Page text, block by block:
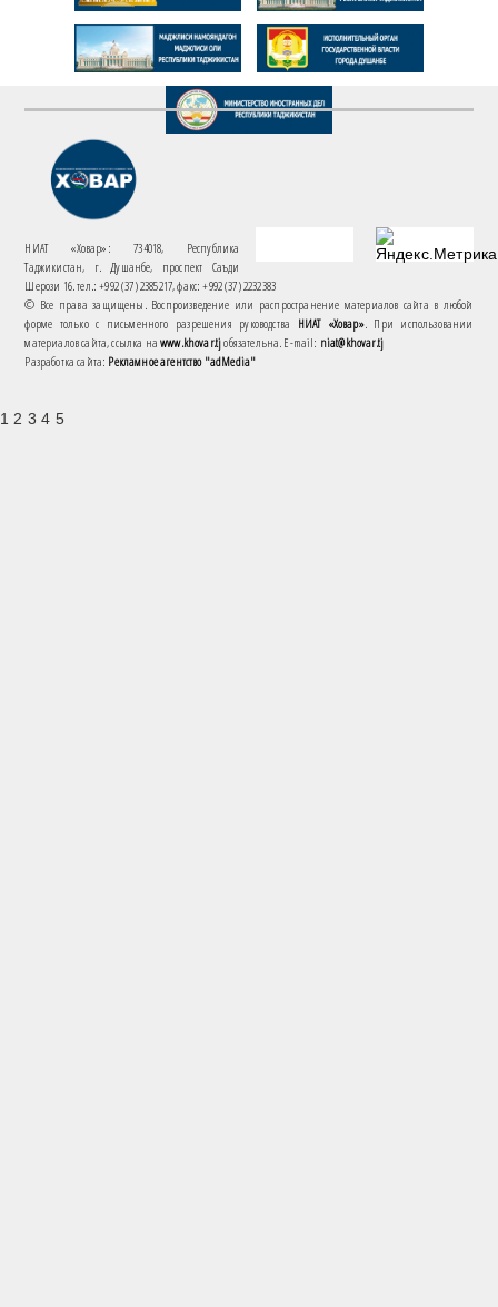
НИАТ «Ховар»: 734018, Республика
Таджикистан, г. Душанбе, проспект Саъди
Шерози 16. тел.: +992 (37) 2385217, факс: +992 (37) 2232383
© Все права защищены. Воспроизведение или распространение материалов сайта в любой
форме только с письменного разрешения руководства НИАТ «Ховар». При использовании
материалов сайта, ссылка наwww.khovar.tjобязательна. E-mail: niat@khovar.tj
Разработка сайта: Рекламное агентство "adMedia"
1 2 3 4 5